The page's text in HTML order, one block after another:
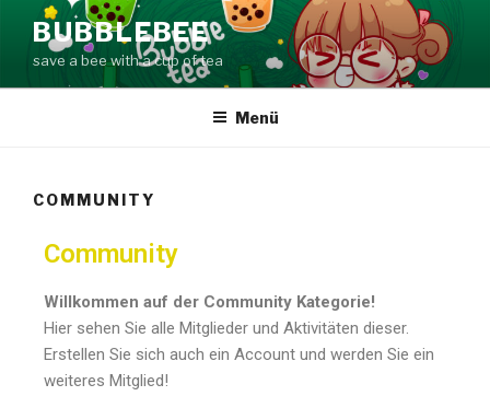
BUBBLEBEE
save a bee with a cup of tea
Menü
COMMUNITY
Community
Willkommen auf der Community Kategorie!
Hier sehen Sie alle Mitglieder und Aktivitäten dieser.
Erstellen Sie sich auch ein Account und werden Sie ein
weiteres Mitglied!